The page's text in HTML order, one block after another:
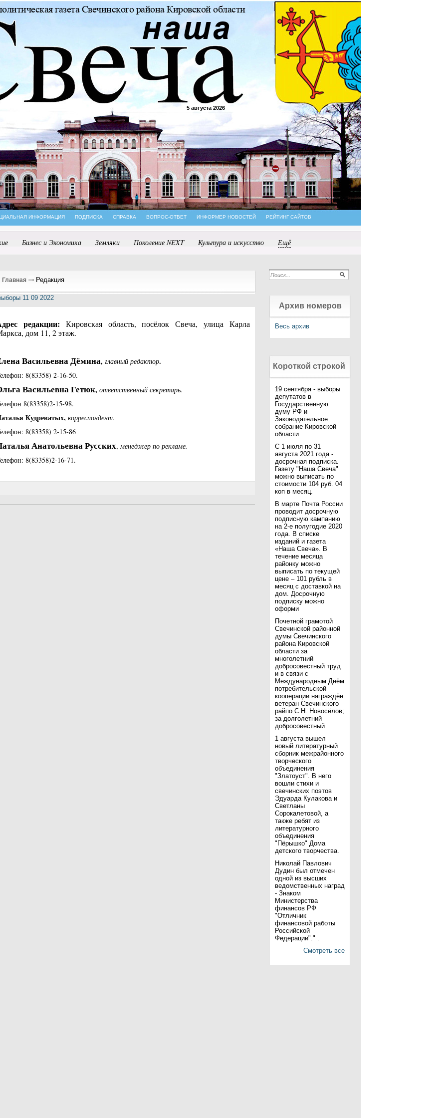
5 августа 2026
ИНФОРМАЦИЯ ПОДПИСКА СПРАВКА ВОПРОС-ОТВЕТ ИНФОРМЕР НОВОСТЕЙ РЕЙТИНГ САЙТОВ
Бизнес и Экономика Земляки Поколение NEXT Культура и искусство Ещё
Главная Редакция
редакции: Кировская область, посёлок Свеча, улица Карла
дом 11, 2 этаж.
Васильевна Дёмина,главный редактор.
8(83358) 2-16-50.
Васильевна Гетюк, ответственный секретарь.
8(83358)2-15-98.
Кудреватых, корреспондент.
8(83358) 2-15-86
Анатольевна Русских,менеджер по рекламе.
8(83358)2-16-71.
Архив номеров
Весь архив
Короткой строкой
19 сентября - выборы
депутатов в
Государственную
думу РФ и
Законодательное
собрание Кировской
области
С 1 июля по 31
августа 2021 года -
досрочная подписка.
Газету "Наша Свеча"
можно выписать по
стоимости 104 руб. 04
коп в месяц.
В марте Почта России
проводит досрочную
подписную кампанию
на 2-е полугодие 2020
года. В списке
изданий и газета
«Наша Свеча». В
течение месяца
районку можно
выписать по текущей
цене – 101 рубль в
месяц с доставкой на
дом. Досрочную
подписку можно
оформи
Почетной грамотой
Свечинской районной
думы Свечинского
района Кировской
области за
многолетний
добросовестный труд
и в связи с
Международным Днём
потребительской
кооперации награждён
ветеран Свечинского
райпо С.Н. Новосёлов;
за долголетний
добросовестный
1 августа вышел
новый литературный
сборник межрайонного
творческого
объединения
"Златоуст". В него
вошли стихи и
свечинских поэтов
Эдуарда Кулакова и
Светланы
Сорокалетовой, а
также ребят из
литературного
объединения
"Пёрышко" Дома
детского творчества.
Николай Павлович
Дудин был отмечен
одной из высших
ведомственных наград
- Знаком
Министерства
финансов РФ
"Отличник
финансовой работы
Российской
Федерации"." .
Смотреть все